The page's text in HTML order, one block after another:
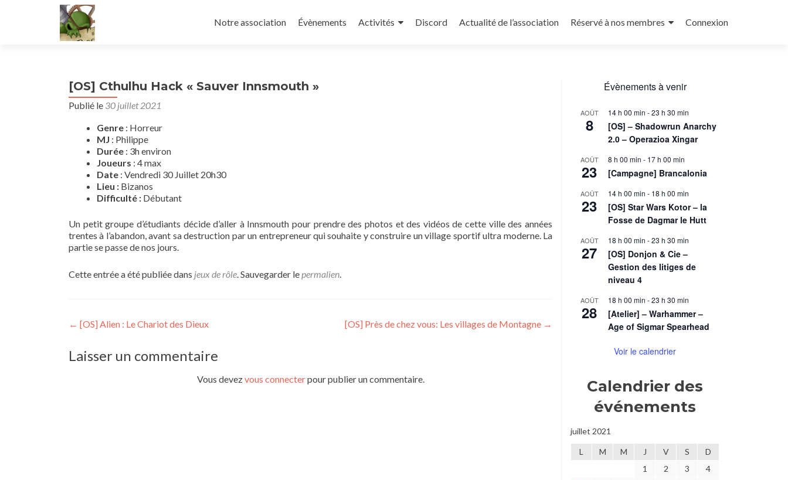
au
Notre association Évènements Activités Discord Actualité de l’association Réservé à nos membres Connexion
[OS] Cthulhu Hack « Sauver Innsmouth »
Publié le 30 juillet 2021
Genre : Horreur
MJ : Philippe
Durée : 3h environ
Joueurs : 4 max
Date : Vendredi 30 Juillet 20h30
Lieu : Bizanos
Difficulté : Débutant
Un petit groupe d’étudiants décide d’aller à Innsmouth pour prendre des photos et des vidéos de cette ville des années
trentes à l’abandon, avant sa destruction par un entrepreneur qui souhaite y construire un village sportif ultra moderne. La
partie se passe de nos jours.
Cette entrée a été publiée dans jeux de rôle. Sauvegarder lepermalien.
Navigation
de
l’article
← [OS] Alien : Le Chariot des Dieux [OS] Près de chez vous: Les villages de Montagne →
Laisser un commentaire
Vous devezvous connecterpour publier un commentaire.
Évènements à venir
AOÛT
8
14 h 00 min -23 h 30 min
[OS] – Shadowrun Anarchy
2.0 – Operazioa Xingar
AOÛT
23
8 h 00 min - 17 h 00 min
[Campagne] Brancalonia
AOÛT
23
14 h 00 min - 18 h 00 min
[OS] Star Wars Kotor – la
Fosse de Dagmar le Hutt
AOÛT
27
18 h 00 min -23 h 30 min
[OS] Donjon & Cie –
Gestion des litiges de
niveau 4
AOÛT
28
18 h 00 min -23 h 30 min
[Atelier] – Warhammer –
Age of Sigmar Spearhead
Voir le calendrier
Calendrier des
événements
juillet 2021
L M M J V S
D
1
2 3
4